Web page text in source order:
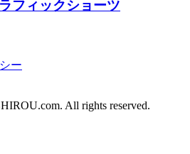
フィックショーツ
ー
All rights reserved.